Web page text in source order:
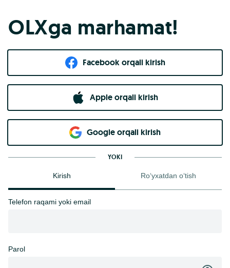
OLXga marhamat!
Facebook orqali kirish​
Apple orqali kirish
Goo​g​le orqali kirish
YOKI
Kirish Ro‘yxatdan o‘tish
Telefon raqami yoki email
Parol